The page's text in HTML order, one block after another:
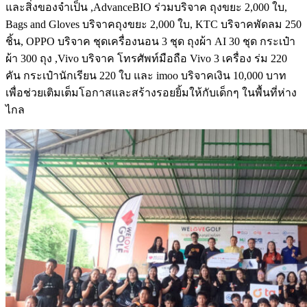
และสิ่งของจำเป็น ,AdvanceBIO ร่วมบริจาค ถุงขยะ 2,000 ใบ,
Bags and Gloves บริจาคถุงขยะ 2,000 ใบ, KTC บริจาคพัดลม 250
ชิ้น, OPPO บริจาค ชุดเครื่องนอน 3 ชุด ถุงผ้า AI 30 ชุด กระเป๋า
ผ้า 300 ถุง ,Vivo บริจาค โทรศัพท์มือถือ Vivo 3 เครื่อง ร่ม 220
คัน กระเป๋านักเรียน 220 ใบ และ imoo บริจาคเงิน 10,000 บาท
เพื่อช่วยเติมเต็มโอกาสและสร้างรอยยิ้มให้กับเด็กๆ ในพื้นที่ห่าง
ไกล